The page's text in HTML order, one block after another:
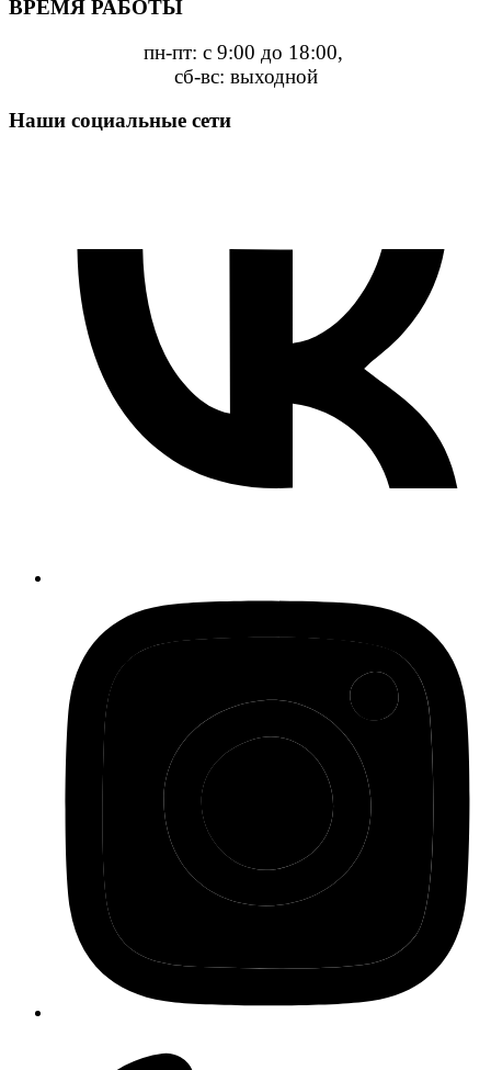
ВРЕМЯ РАБОТЫ
пн-пт: с 9:00 до 18:00,
сб-вс: выходной
Наши социальные сети